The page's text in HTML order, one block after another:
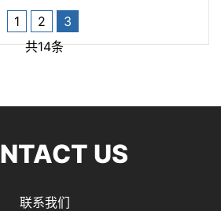
1 2
3
共14条
US
联系我们